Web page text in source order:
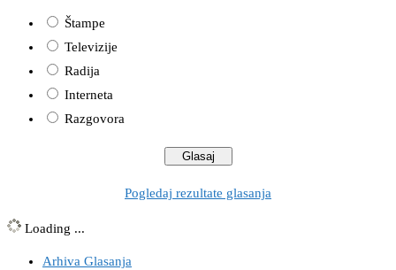
Štampe
Televizije
Radija
Interneta
Razgovora
Pogledaj rezultate glasanja
Loading ...
Arhiva Glasanja